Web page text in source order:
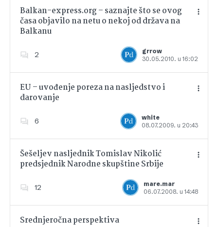
Balkan-express.org – saznajte što se ovog
časa objavilo na netu o nekoj od država na
Balkanu
2
grrow
30.05.2010. u 16:02
EU – uvođenje poreza na nasljedstvo i
darovanje
6
white
08.07.2009. u 20:43
Dodajte u favorite
Šešeljev nasljednik Tomislav Nikolić
predsjednik Narodne skupštine Srbije
12
mare.mar
06.07.2008. u 14:48
Dodajte u favorite
Srednjeročna perspektiva